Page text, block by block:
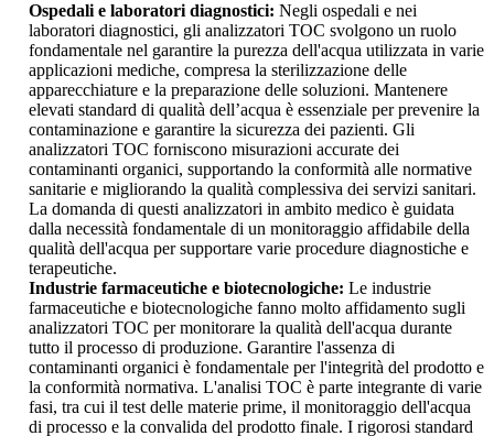
Ospedali e laboratori diagnostici: Negli ospedali e nei
laboratori diagnostici, gli analizzatori TOC svolgono un ruolo
fondamentale nel garantire la purezza dell'acqua utilizzata in varie
applicazioni mediche, compresa la sterilizzazione delle
apparecchiature e la preparazione delle soluzioni. Mantenere
elevati standard di qualità dell’acqua è essenziale per prevenire la
contaminazione e garantire la sicurezza dei pazienti. Gli
analizzatori TOC forniscono misurazioni accurate dei
contaminanti organici, supportando la conformità alle normative
sanitarie e migliorando la qualità complessiva dei servizi sanitari.
La domanda di questi analizzatori in ambito medico è guidata
dalla necessità fondamentale di un monitoraggio affidabile della
qualità dell'acqua per supportare varie procedure diagnostiche e
terapeutiche.
Industrie farmaceutiche e biotecnologiche: Le industrie
farmaceutiche e biotecnologiche fanno molto affidamento sugli
analizzatori TOC per monitorare la qualità dell'acqua durante
tutto il processo di produzione. Garantire l'assenza di
contaminanti organici è fondamentale per l'integrità del prodotto e
la conformità normativa. L'analisi TOC è parte integrante di varie
fasi, tra cui il test delle materie prime, il monitoraggio dell'acqua
di processo e la convalida del prodotto finale. I rigorosi standard